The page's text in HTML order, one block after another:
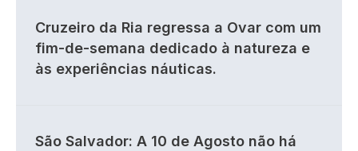
Cruzeiro da Ria regressa a Ovar com um
fim-de-semana dedicado à natureza e
às experiências náuticas.
São Salvador: A 10 de Agosto não há